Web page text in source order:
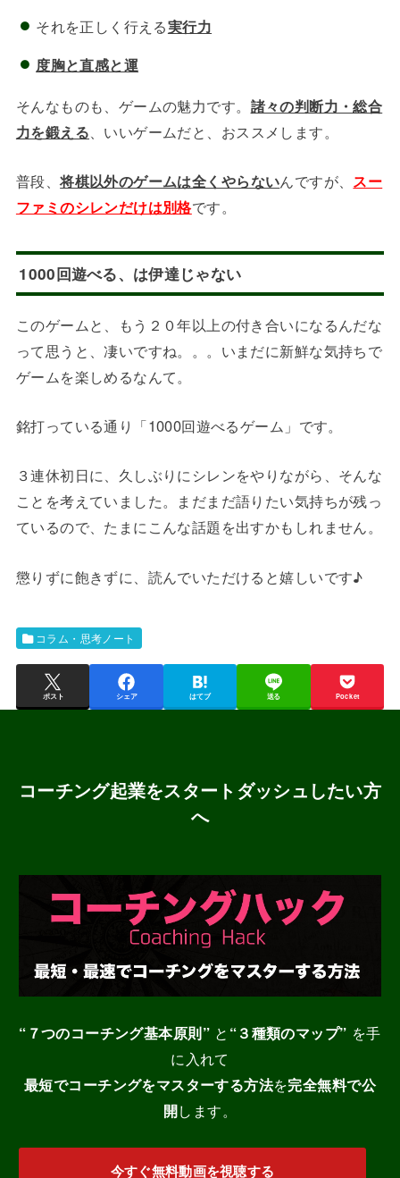
それを正しく行える実行力
度胸と直感と運
そんなものも、ゲームの魅力です。 諸々の判断力・総合
力を鍛える、いいゲームだと、おススメします。
普段、将棋以外のゲームは全くやらないんですが、 スー
ファミのシレンだけは別格です。
1000回遊べる、は伊達じゃない
このゲームと、もう２０年以上の付き合いになるんだな
って思うと、凄いですね。。。いまだに新鮮な気持ちで
ゲームを楽しめるなんて。
銘打っている通り「1000回遊べるゲーム」です。
３連休初日に、久しぶりにシレンをやりながら、そんな
ことを考えていました。まだまだ語りたい気持ちが残っ
ているので、たまにこんな話題を出すかもしれません。
懲りずに飽きずに、読んでいただけると嬉しいです♪
コラム・思考ノート
ポスト シェア はてブ 送る Pocket
コーチング起業をスタートダッシュしたい方
へ
“７つのコーチング基本原則”と “３種類のマップ” を手
に入れて
最短でコーチングをマスターする方法を完全無料で公
開します。
今すぐ無料動画を視聴する